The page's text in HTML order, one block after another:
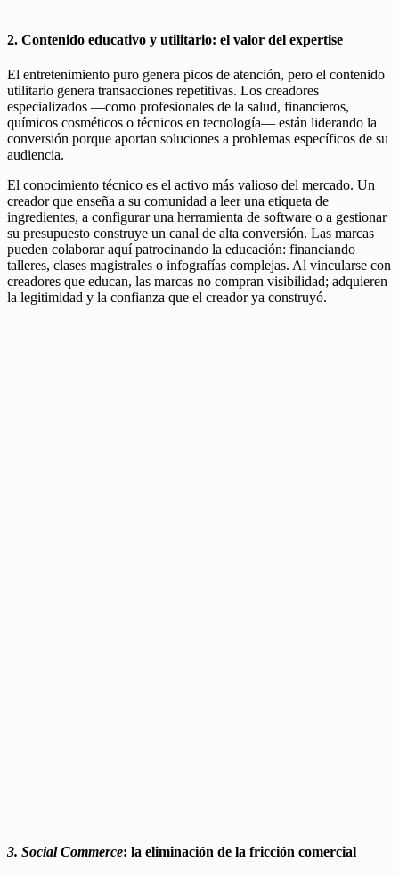
2. Contenido educativo y utilitario: el valor del expertise
El entretenimiento puro genera picos de atención, pero el contenido
utilitario genera transacciones repetitivas. Los creadores
especializados —como profesionales de la salud, financieros,
químicos cosméticos o técnicos en tecnología— están liderando la
conversión porque aportan soluciones a problemas específicos de su
audiencia.
El conocimiento técnico es el activo más valioso del mercado. Un
creador que enseña a su comunidad a leer una etiqueta de
ingredientes, a configurar una herramienta de software o a gestionar
su presupuesto construye un canal de alta conversión. Las marcas
pueden colaborar aquí patrocinando la educación: financiando
talleres, clases magistrales o infografías complejas. Al vincularse con
creadores que educan, las marcas no compran visibilidad; adquieren
la legitimidad y la confianza que el creador ya construyó.
3. Social Commerce: la eliminación de la fricción comercial